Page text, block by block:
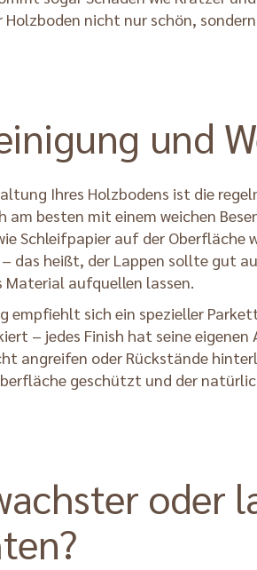
nicht nur schön,
und
Ihres Holzbodens ist die
am besten mit einem weichen
Schleifpapier auf der
heißt, der Lappen sollte gut
Material aufquellen lassen.
empfiehlt sich ein spezieller
– jedes Finish hat seine
angreifen oder Rückstände
geschützt und der
oder